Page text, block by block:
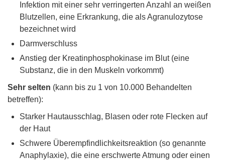
Infektion mit einer sehr verringerten Anzahl an weißen
Blutzellen, eine Erkrankung, die als Agranulozytose
bezeichnet wird
Darmverschluss
Anstieg der Kreatinphosphokinase im Blut (eine
Substanz, die in den Muskeln vorkommt)
Sehr selten (kann bis zu 1 von 10.000 Behandelten
betreffen):
Starker Hautausschlag, Blasen oder rote Flecken auf
der Haut
Schwere Überempfindlichkeitsreaktion (so genannte
Anaphylaxie), die eine erschwerte Atmung oder einen